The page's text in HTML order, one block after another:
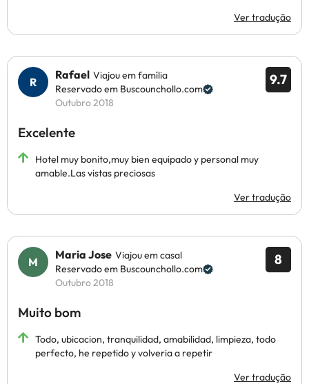
Ver tradução
9.7
Rafael Viajou em família
Reservado em Buscounchollo.com
Outubro 2018
Excelente
Hotel muy bonito,muy bien equipado y personal muy
amable.Las vistas preciosas
Ver tradução
8
Maria Jose Viajou em casal
Reservado em Buscounchollo.com
Outubro 2018
Muito bom
Todo, ubicacion, tranquilidad, amabilidad, limpieza, todo
perfecto, he repetido y volveria a repetir
Ver tradução